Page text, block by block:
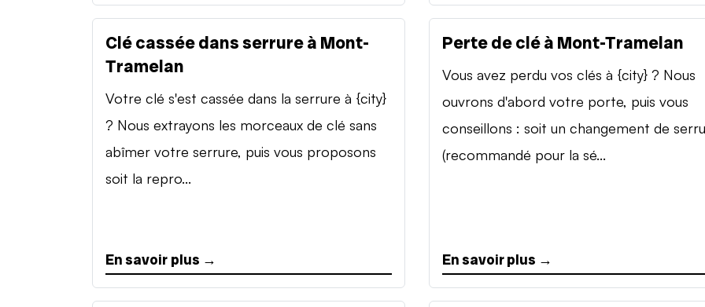
Clé cassée dans serrure à Mont-
Tramelan
Votre clé s'est cassée dans la serrure à {city}
? Nous extrayons les morceaux de clé sans
abîmer votre serrure, puis vous proposons
soit la repro...
En savoir plus →
Perte de clé à Mont-Tramelan
Vous avez perdu vos clés à {city} ? Nous
ouvrons d'abord votre porte, puis vous
conseillons : soit un changement de
(recommandé pour la sé...
En savoir plus →